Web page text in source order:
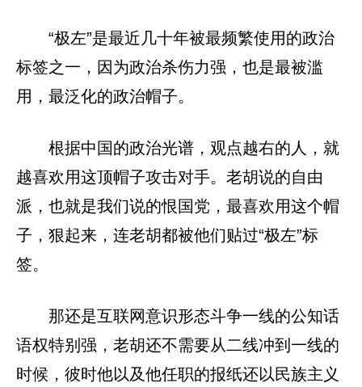
“极左”是最近几十年被最频繁使用的政治
标签之一，因为政治杀伤力强，也是最被滥
用，最泛化的政治帽子。
根据中国的政治光谱，观点越右的人，就
越喜欢用这顶帽子攻击对手。老胡说的自由
派，也就是我们说的恨国党，最喜欢用这个帽
子，狠起来，连老胡都被他们贴过“极左”标
签。
那还是互联网意识形态斗争一线的公知话
语权特别强，老胡还不需要从二线冲到一线的
时候，彼时他以及他任职的报纸还以民族主义